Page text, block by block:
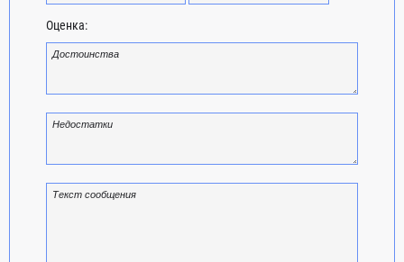
Оценка: